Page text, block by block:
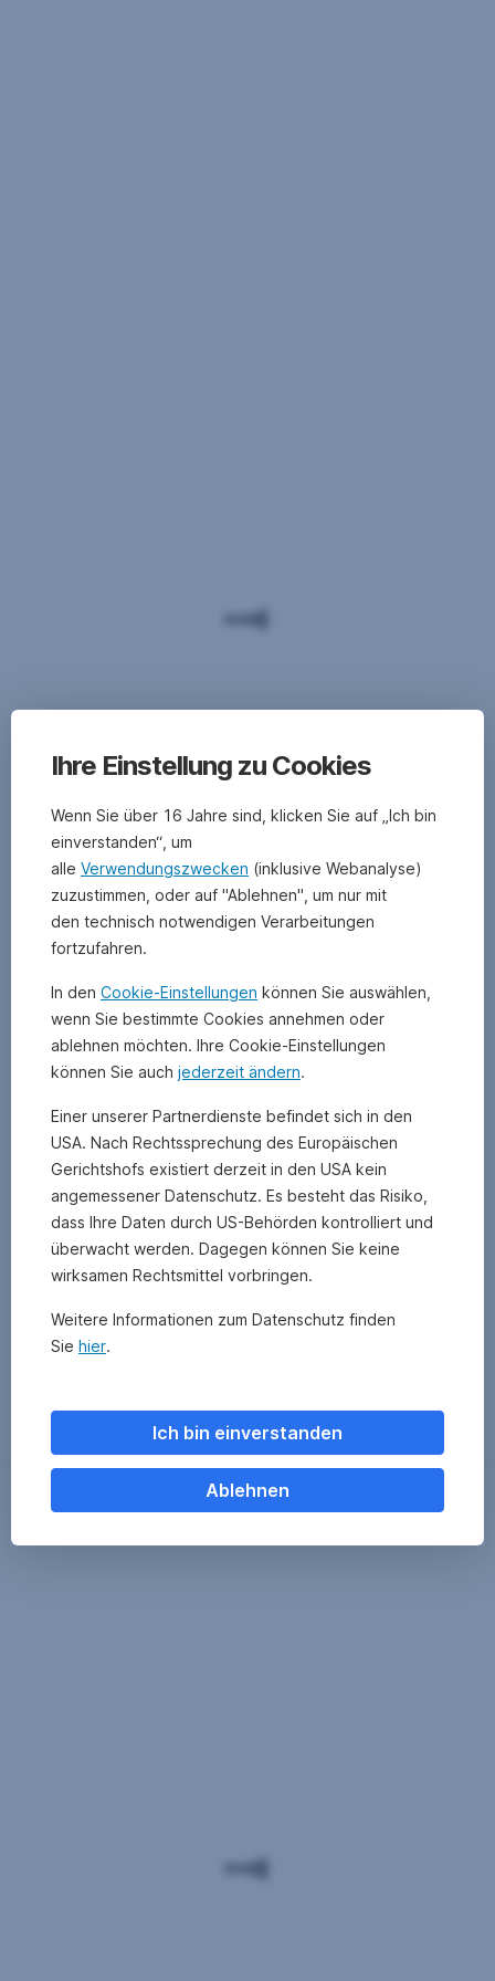
Zurück
Ihre Einstellung zu Cookies
Wenn Sie über 16 Jahre sind, klicken Sie auf „Ich bin
einverstanden“, um
alle Verwendungszwecken (inklusive Webanalyse)
zuzustimmen, oder auf "Ablehnen", um nur mit
den technisch notwendigen Verarbeitungen
fortzufahren.
In den Cookie-Einstellungen können Sie auswählen,
wenn Sie bestimmte Cookies annehmen oder
ablehnen möchten. Ihre Cookie-Einstellungen
können Sie auch jederzeit ändern.
Einer unserer Partnerdienste befindet sich in den
USA. Nach Rechtssprechung des Europäischen
Gerichtshofs existiert derzeit in den USA kein
angemessener Datenschutz. Es besteht das Risiko,
dass Ihre Daten durch US-Behörden kontrolliert und
überwacht werden. Dagegen können Sie keine
wirksamen Rechtsmittel vorbringen.
Weitere Informationen zum Datenschutz finden
Sie hier.
Ich bin einverstanden
Ablehnen